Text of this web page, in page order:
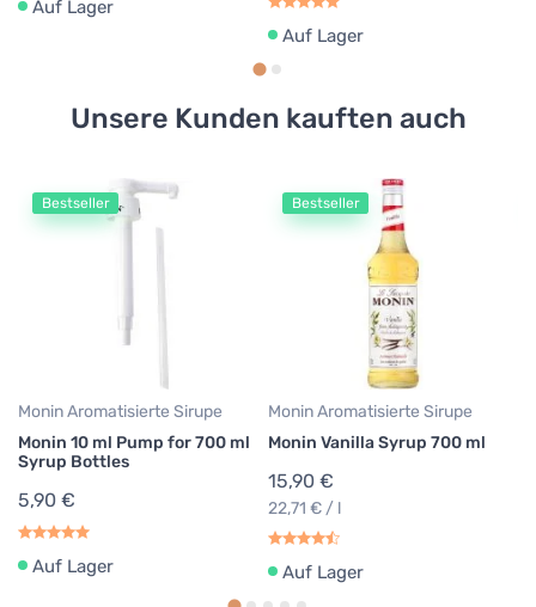
Auf Lager
Auf Lager
Unsere Kunden kauften auch
Bestseller
Monin Aromatisierte Sirupe
Monin 10 ml Pump for 700 ml
Syrup Bottles
5,90 €
Auf Lager
Bestseller
Monin Aromatisierte Sirupe
Monin Vanilla Syrup 700 ml
15,90 €
22,71 € / l
Auf Lager